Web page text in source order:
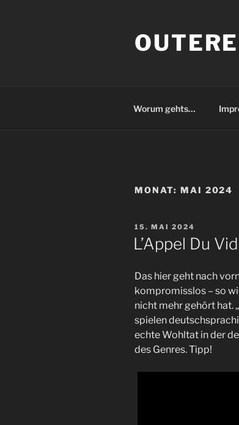
Worum gehts…
MONAT: MAI 2024
VERÖFFENTLICHT
AM
15. MAI 2024
L’Appel Du
Das hier geht nach
kompromisslos – so
nicht mehr gehört hat. „
spielen
echte Wohltat in der
des Genres. Tipp!